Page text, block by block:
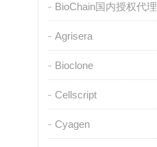
BioChain国内授权代理
Agrisera
Bioclone
Cellscript
Cyagen